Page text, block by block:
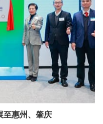
至惠州、肇庆